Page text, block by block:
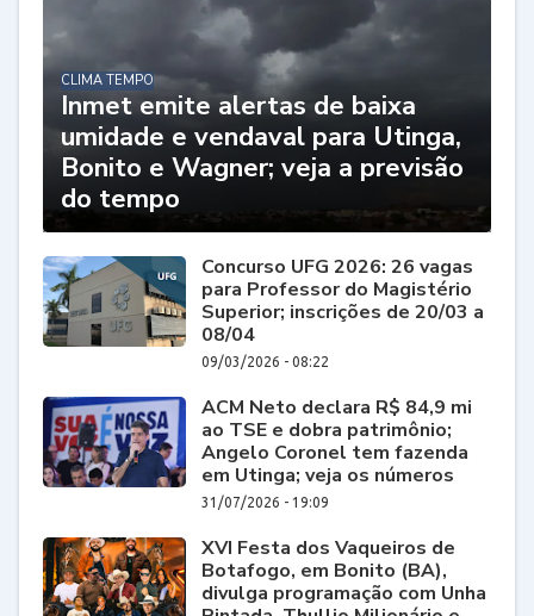
CLIMA TEMPO
Inmet emite alertas de baixa
umidade e vendaval para Utinga,
Bonito e Wagner; veja a previsão
do tempo
Concurso UFG 2026: 26 vagas
para Professor do Magistério
Superior; inscrições de 20/03 a
08/04
09/03/2026 - 08:22
ACM Neto declara R$ 84,9 mi
ao TSE e dobra patrimônio;
Angelo Coronel tem fazenda
em Utinga; veja os números
31/07/2026 - 19:09
XVI Festa dos Vaqueiros de
Botafogo, em Bonito (BA),
divulga programação com Unha